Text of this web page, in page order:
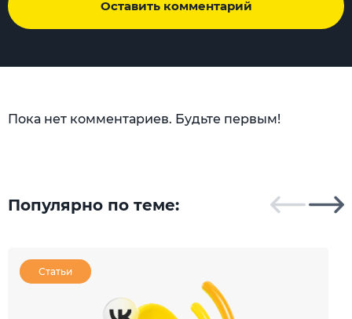
Оставить комментарий
Пока нет комментариев. Будьте первым!
Популярно по теме:
Статьи